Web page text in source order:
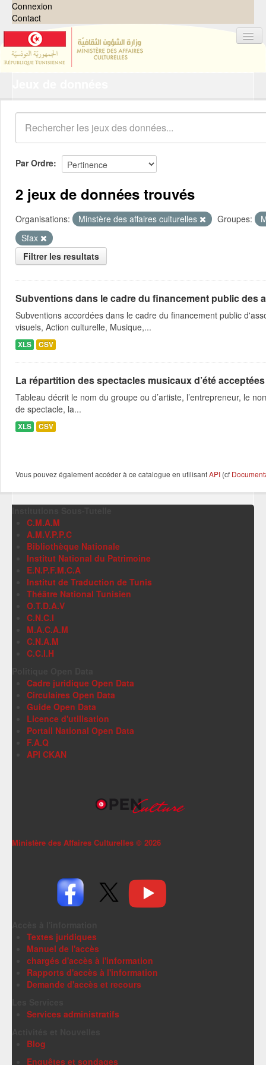
Connexion
Contact
Organisations
Groupes
Demandes 0
À propos
Par Ordre
2 jeux de données trouvés
Organisations: Minstère des affaires culturelles Groupes:
Sfax
Filtrer les resultats
Subventions dans le cadre du financement public des
Subventions accordées dans le cadre du financement public
visuels, Action culturelle, Musique,...
XLS CSV
La répartition des spectacles musicaux d’été
Tableau décrit le nom du groupe ou d’artiste, l’entrepreneur, le
de spectacle, la...
XLS CSV
Vous pouvez également accéder à ce catalogue en utilisantAPI (cf
C.M.A.M
A.M.V.P.P.C
Bibliothèque Nationale
Institut National du Patrimoine
E.N.P.F.M.C.A
Institut de Traduction de Tunis
Théâtre National Tunisien
O.T.D.A.V
C.N.C.I
M.A.C.A.M
C.N.A.M
C.C.I.H
Cadre juridique Open Data
Circulaires Open Data
Guide Open Data
Licence d'utilisation
Portail National Open Data
F.A.Q
API CKAN
Ministère des Affaires Culturelles © 2026
Textes juridiques
Manuel de l'accès
chargés d'accès à l'information
Rapports d'accès à l'information
Demande d'accès et recours
Services administratifs
Blog
Enquêtes et sondages